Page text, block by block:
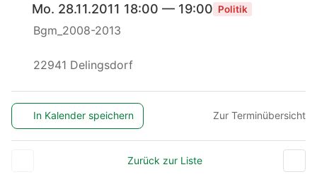
Mo. 28.11.2011 18:00 — 19:00 Politik
Bgm_2008-2013
22941 Delingsdorf
In Kalender speichern Zur Terminübersicht
Zurück zur Liste